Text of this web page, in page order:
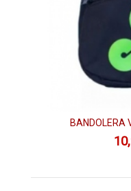
BANDOLERA